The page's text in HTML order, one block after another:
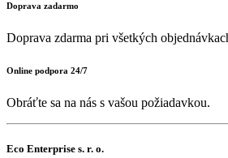
Doprava zadarmo
Doprava zdarma pri všetkých
Online podpora 24/7
Obráťte sa na nás s vašou požiadavkou.
Eco Enterprise s. r. o.